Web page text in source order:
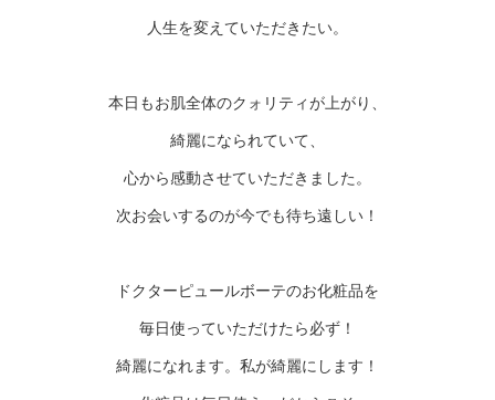
人生を変えていただきたい。
本日もお肌全体のクォリティが上がり、
綺麗になられていて、
心から感動させていただきました。
次お会いするのが今でも待ち遠しい！
ドクターピュールボーテのお化粧品を
毎日使っていただけたら必ず！
綺麗になれます。私が綺麗にします！